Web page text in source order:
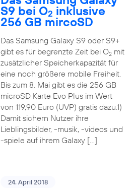
S9 bei O2 inklusive
256 GB mircoSD
Das Samsung Galaxy S9 oder S9+
gibt es für begrenzte Zeit bei O2mit
zusätzlicher Speicherkapazität für
eine noch größere mobile Freiheit.
Bis zum 8. Mai gibt es die 256 GB
microSD Karte Evo Plus im Wert
von 119,90 Euro (UVP) gratis dazu.1)
Damit sichern Nutzer ihre
Lieblingsbilder, -musik, -videos und
-spiele auf ihrem Galaxy […]
24. April 2018